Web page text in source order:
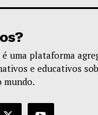
uma plataforma
e educativos
mundo.